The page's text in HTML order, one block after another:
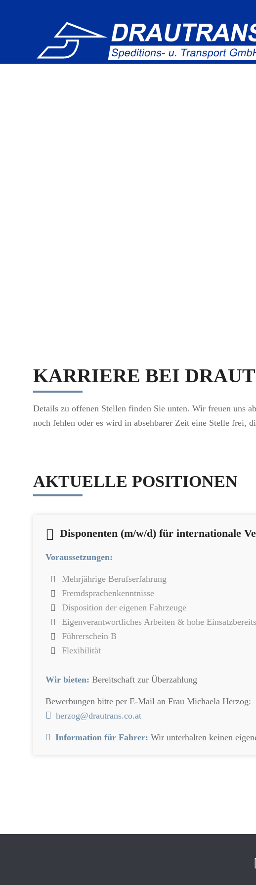
KARRIERE BEI
Details zu offenen Stellen finden Sie unten. Wir freuen uns
noch fehlen oder es wird in absehbarer Zeit eine Stelle frei,
AKTUELLE POSITIONEN
Disponenten (m/w/d) für internationale
Voraussetzungen:
Mehrjährige Berufserfahrung
Fremdsprachenkenntnisse
Disposition der eigenen Fahrzeuge
Eigenverantwortliches Arbeiten & hohe
Führerschein B
Flexibilität
Wir bieten: Bereitschaft zur Überzahlung
Bewerbungen bitte per E-Mail an Frau Michaela Herzog:
herzog@drautrans.co.at
Information für Fahrer: Wir unterhalten keinen